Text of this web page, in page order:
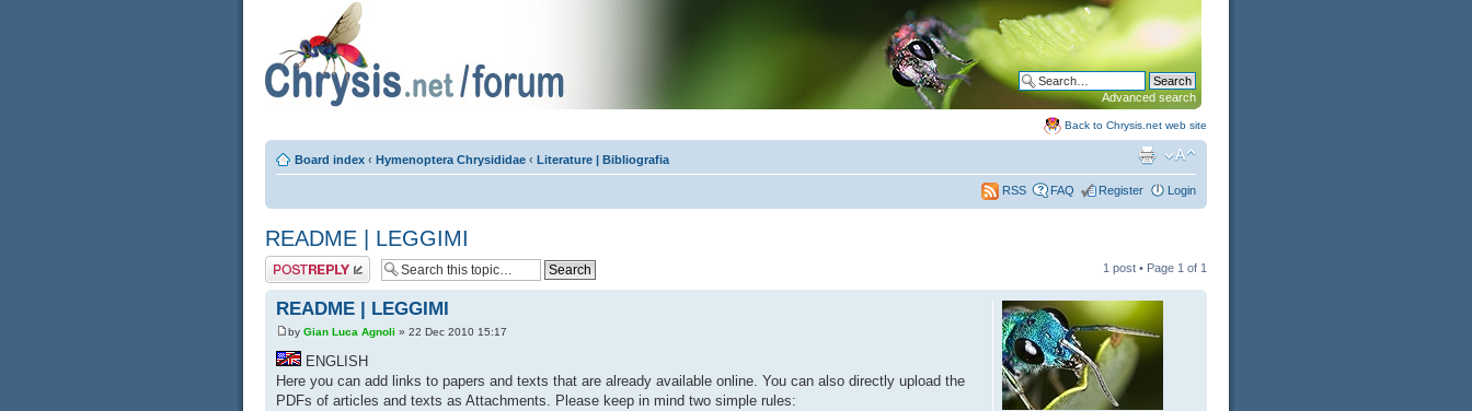
Advanced search
Back to Chrysis.net web site
Board index ‹ Hymenoptera Chrysididae ‹ Literature | Bibliografia
RSS FAQ Register Login
README | LEGGIMI
Post a reply 1 post • Page 1 of 1
README | LEGGIMI
by Gian Luca Agnoli » 22 Dec 2010 15:17
ENGLISH
Here you can add links to papers and texts that are already available online. You can also directly upload the
PDFs of articles and texts as Attachments. Please keep in mind two simple rules: